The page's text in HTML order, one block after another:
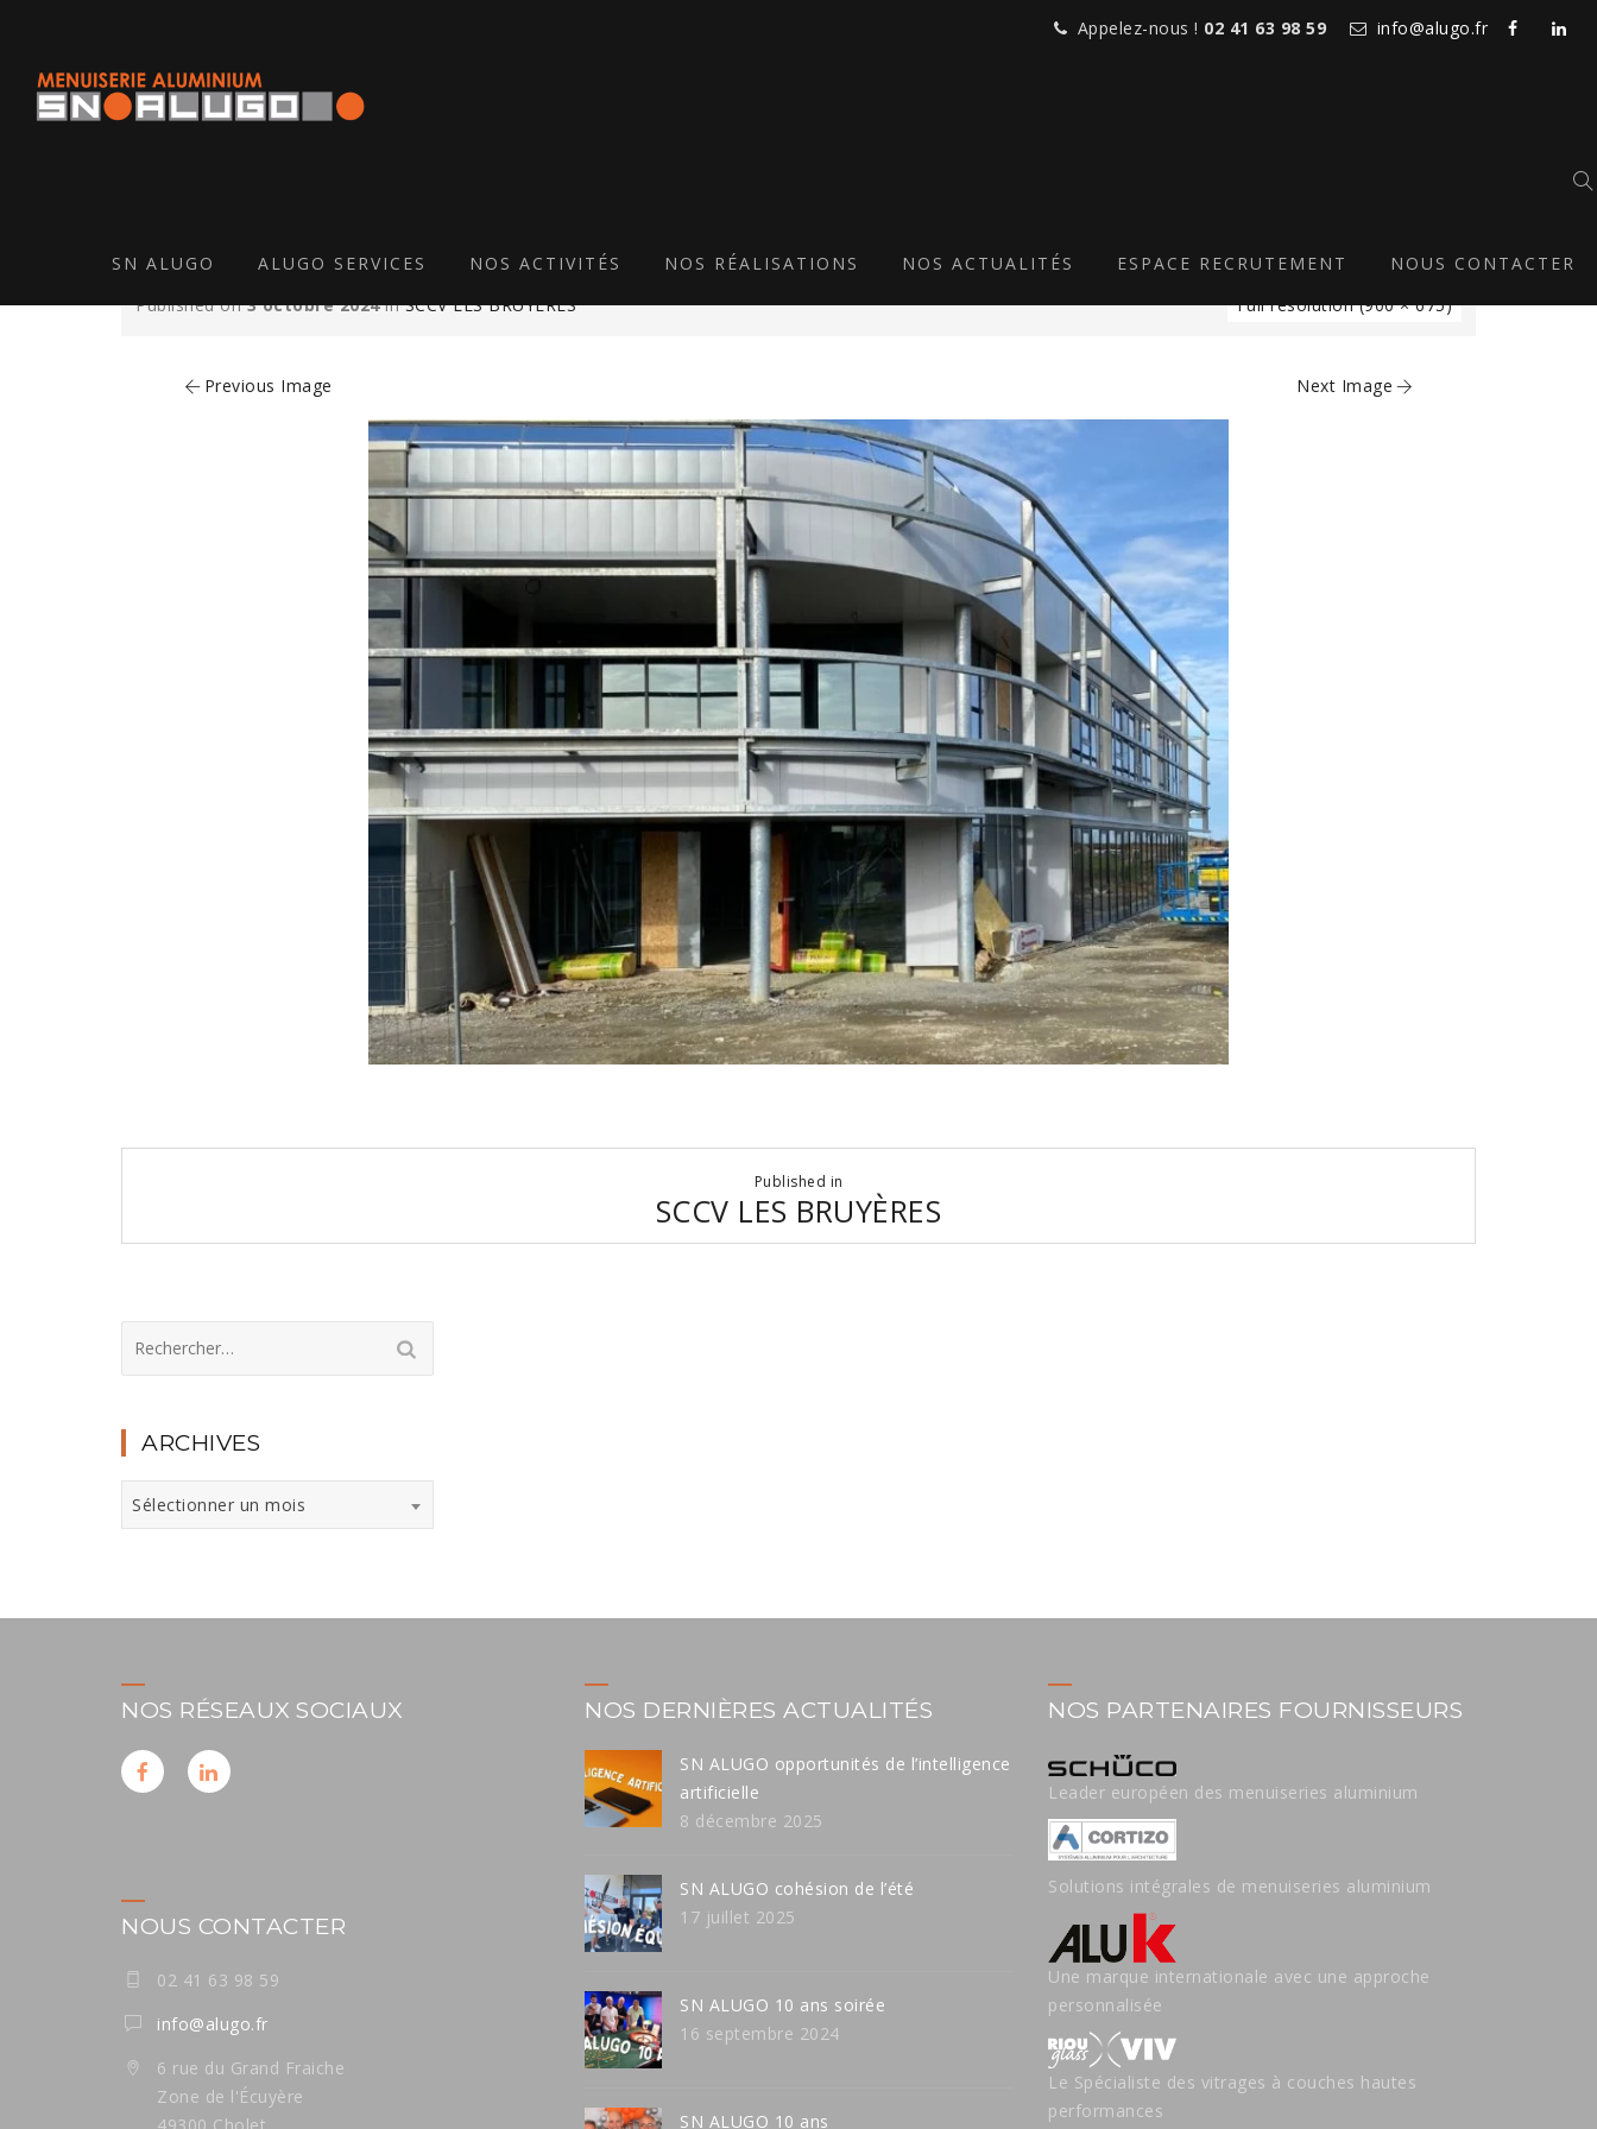
Appelez-nous ! 02 41 63 98 59 info@alugo.fr
SN ALUGO ALUGO SERVICES NOS ACTIVITÉS NOS RÉALISATIONS NOS ACTUALITÉS ESPACE RECRUTEMENT NOUS CONTACTER
Published on3 octobre 2024inSCCV LES BRUYÈRES Full resolution (900 × 675)
Previous Image Next Image
l’article
Published in
SCCV LES BRUYÈRES
ARCHIVES
Archives
Sélectionner un mois
NOS RÉSEAUX SOCIAUX
NOUS CONTACTER
02 41 63 98 59
info@alugo.fr
6 rue du Grand Fraiche
Zone de l'Écuyère
NOS DERNIÈRES ACTUALITÉS
SN ALUGO opportunités de l’intelligence
artificielle
8 décembre 2025
SN ALUGO cohésion de l’été
17 juillet 2025
SN ALUGO 10 ans soirée
16 septembre 2024
SN ALUGO 10 ans
NOS PARTENAIRES FOURNISSEURS
Leader européen des menuiseries aluminium
Solutions intégrales de menuiseries aluminium
Une marque internationale avec une approche
personnalisée
Le Spécialiste des vitrages à couches hautes
performances